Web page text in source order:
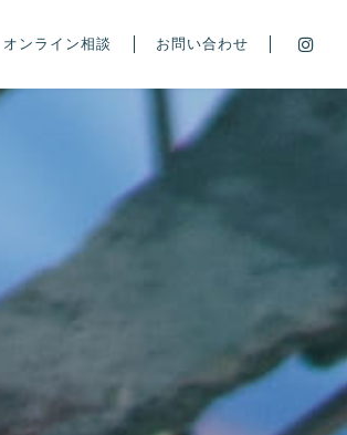
オンライン相談 お問い合わせ